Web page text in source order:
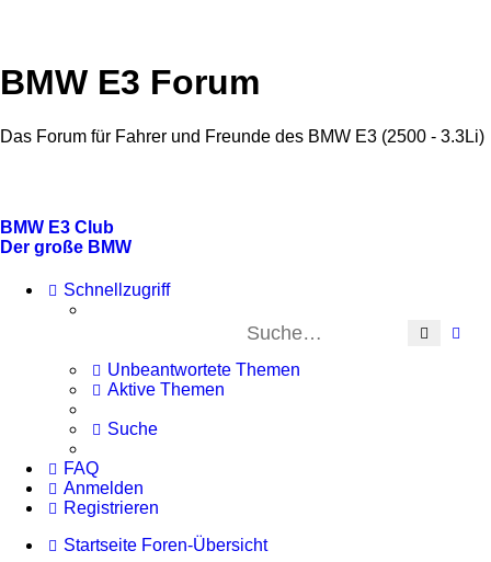
BMW E3 Forum
Das Forum für Fahrer und Freunde des BMW E3 (2500 - 3.3Li)
BMW E3 Club
Der große BMW
Suche
Schnellzugriff
Unbeantwortete Themen
Aktive Themen
Suche
FAQ
Anmelden
Registrieren
Startseite Foren-Übersicht